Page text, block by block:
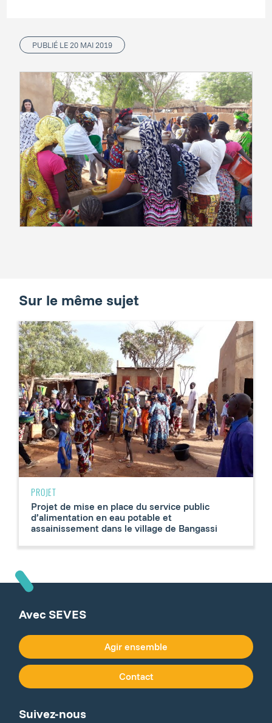
PUBLIÉ LE 20 MAI 2019
Sur le même sujet
PROJET
Projet de mise en place du service public
d’alimentation en eau potable et
assainissement dans le village de Bangassi
Avec SEVES
Agir ensemble
Contact
Suivez-nous